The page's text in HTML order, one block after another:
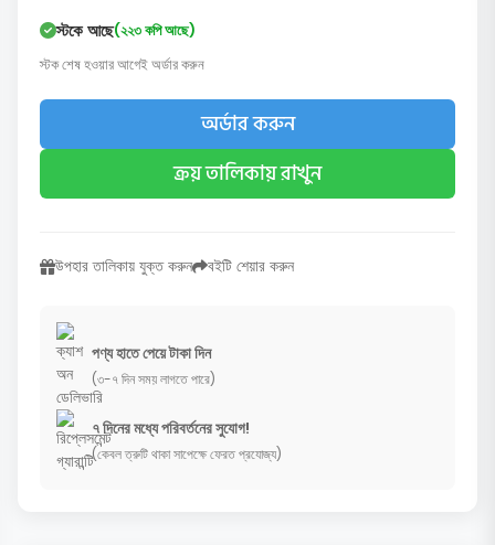
স্টকে আছে(২২৩ কপি আছে)
স্টক শেষ হওয়ার আগেই অর্ডার করুন
অর্ডার করুন
ক্রয় তালিকায় রাখুন
উপহার তালিকায় যুক্ত করুন বইটি শেয়ার করুন
পণ্য হাতে পেয়ে টাকা দিন
(৩-৭ দিন সময় লাগতে পারে)
৭ দিনের মধ্যে পরিবর্তনের সুযোগ!
(কেবল ত্রুটি থাকা সাপেক্ষে ফেরত প্রযোজ্য)